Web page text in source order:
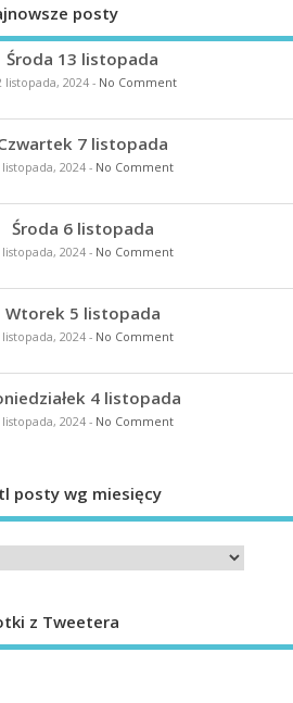
posty
Środa 13 listopada
listopada, 2024- No Comment
7 listopada
listopada, 2024- No Comment
Środa 6 listopada
listopada, 2024- No Comment
Wtorek 5 listopada
listopada, 2024- No Comment
4 listopada
listopada, 2024- No Comment
posty wg miesięcy
z Tweetera